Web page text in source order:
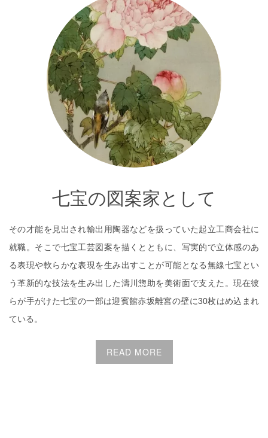
七宝の図案家として
その才能を見出され輸出用陶器などを扱っていた起立工商会社に
就職。そこで七宝工芸図案を描くとともに、写実的で立体感のあ
る表現や軟らかな表現を生み出すことが可能となる無線七宝とい
う革新的な技法を生み出した濤川惣助を美術面で支えた。現在彼
らが手がけた七宝の一部は迎賓館赤坂離宮の壁に30枚はめ込まれ
ている。
READ MORE